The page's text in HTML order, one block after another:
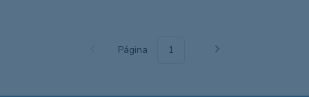
Página